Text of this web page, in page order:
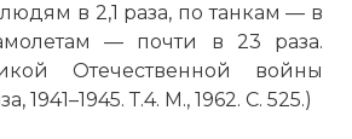
в 2,1 раза, по танкам — в
— почти в 23 раза.
Отечественной войны
1941–1945. Т.4. М., 1962. С. 525.)
собираются вокруг
которым
инженеры на месте